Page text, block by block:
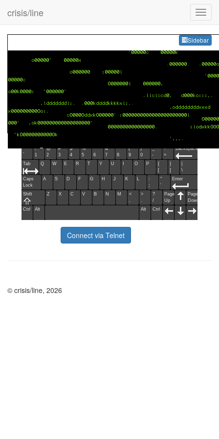
crisis/line
Sidebar
Esc F1 F2 F3 End
~
`
!
1
@
2
#
3
$
4
%
5
^
6
&
7
*
8
(
9
)
0
_
-
+
=
Backspace
Tab Q W E R T Y U O P
{
[
}
]
\
Caps
Lock
A S D F G H J K L
:
;
"
'
Enter
Shift Z X C V B N M
<
,
>
.
?
/
Page
Up
Page
Down
Ctrl
Alt Alt Ctrl
Connect via Telnet
© crisis/line, 2026